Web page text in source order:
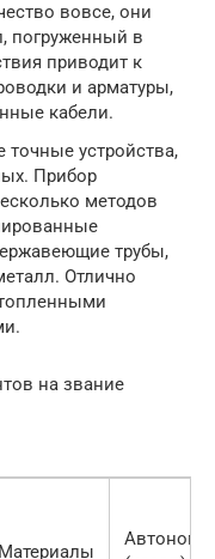
вовсе, они
погруженный в
приводит к
и арматуры,
кабели.
устройства,
Прибор
методов
трубы,
Отлично
на звание
Материалы